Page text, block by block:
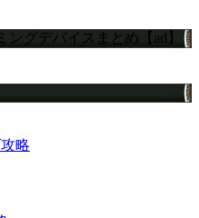
グデバイスまとめ【ad】
略